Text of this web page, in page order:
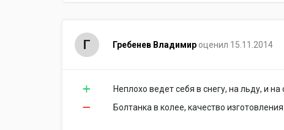
Г Гребенев Владимир оценил 15.11.2014
Неплохо ведет себя в снегу, на льду, и
Болтанка в колее, качество изготовления